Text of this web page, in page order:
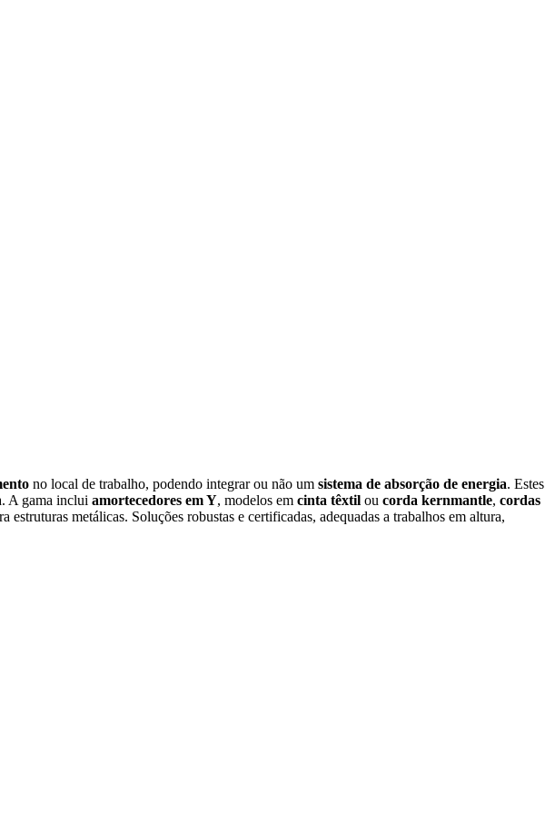
no local de trabalho, podendo integrar ou não um sistema de absorção de energia. Estes
A gama inclui amortecedores em Y, modelos em cinta têxtil ou corda kernmantle, cordas
estruturas metálicas. Soluções robustas e certificadas, adequadas a trabalhos em altura,